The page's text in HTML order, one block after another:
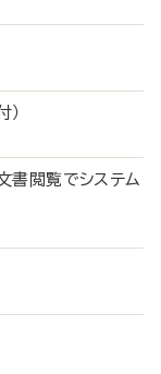
付）
閲覧でシステム